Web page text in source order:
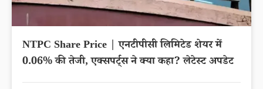
NTPC Share Price | एनटीपीसी लिमिटेड शेयर में
0.06% की तेजी, एक्सपर्ट्स ने क्या कहा? लेटेस्ट अपडेट